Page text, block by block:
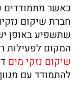
כאשר מתמודדים
חברת שיקום
שתשפיע באופן
המקום לפעילות
שיקום נזקי מים
להתמודד עם